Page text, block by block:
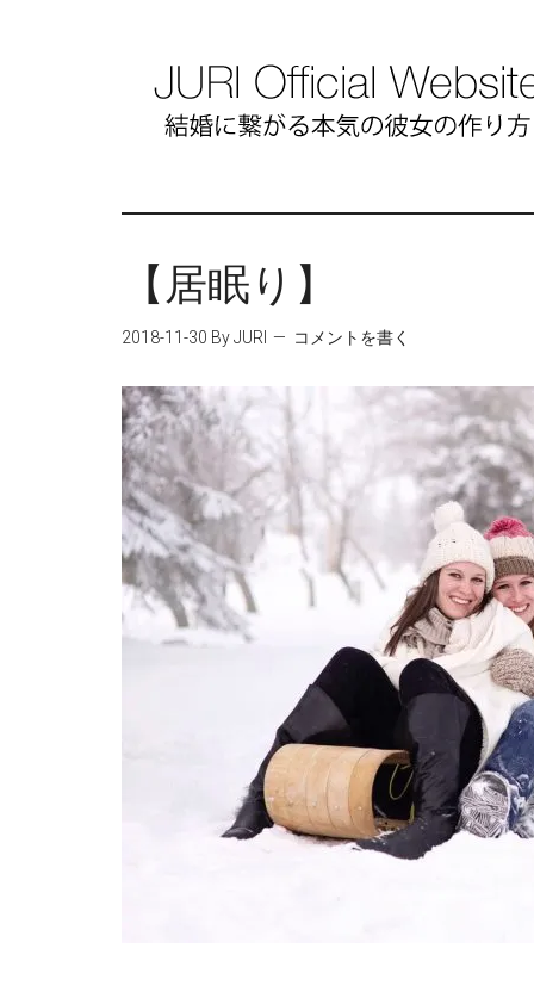
【居眠り】
2018-11-30 By JURI コメントを書く